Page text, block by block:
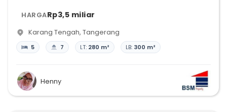
HARGARp3,5 miliar
Karang Tengah, Tangerang
5 7 LT: 280 m² LB: 300 m²
Henny